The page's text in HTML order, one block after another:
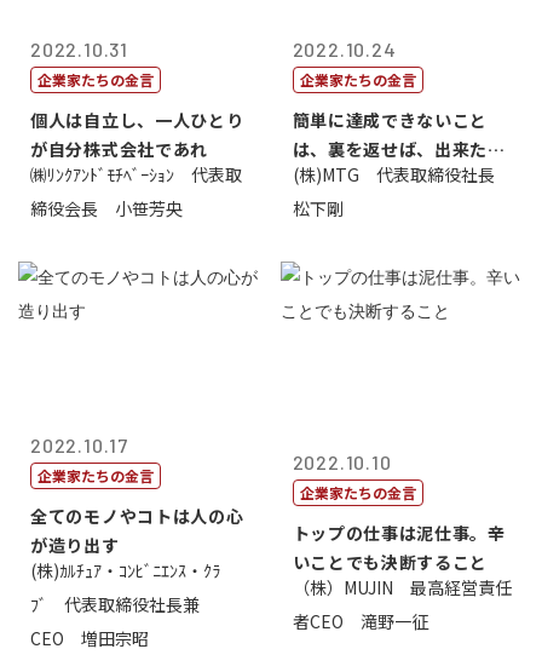
2022.10.31
企業家たちの金言
個人は自立し、一人ひとり
が自分株式会社であれ
㈱ﾘﾝｸｱﾝﾄﾞﾓﾁﾍﾞｰｼｮﾝ 代表取
締役会長 小笹芳央
2022.10.24
企業家たちの金言
簡単に達成できないこと
は、裏を返せば、出来たら
価値があるとい...
(株)MTG 代表取締役社長
松下剛
2022.10.17
企業家たちの金言
全てのモノやコトは人の心
が造り出す
(株)ｶﾙﾁｭｱ・ｺﾝﾋﾞﾆｴﾝｽ・ｸﾗ
ﾌﾞ 代表取締役社長兼
CEO 増田宗昭
2022.10.10
企業家たちの金言
トップの仕事は泥仕事。辛
いことでも決断すること
（株）MUJIN 最高経営責任
者CEO 滝野一征